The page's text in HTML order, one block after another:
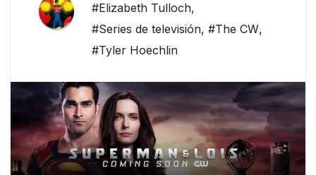
#Elizabeth Tulloch,
#Series de televisión, #The CW,
#Tyler Hoechlin